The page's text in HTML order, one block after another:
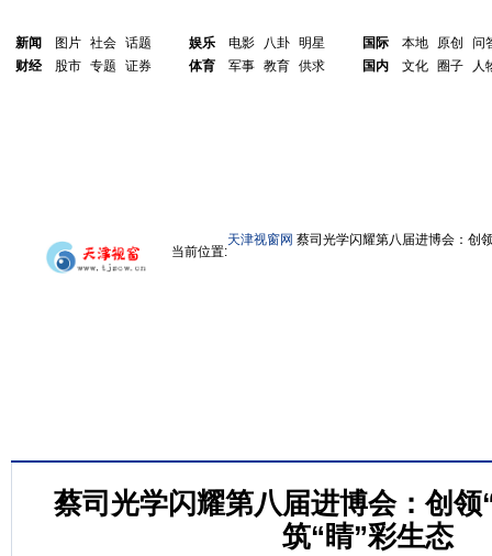
新闻 图片 社会 话题
财经
股市 专题 证券
娱乐 电影 八卦 明星
体育
军事 教育 供求
国际 本地 原创
问
国内
文化 圈子 人
当前位置:
天津视窗网 蔡司光学闪耀第八届进博会：创
蔡司光学闪耀第八届进博会：创领
筑“睛”彩生态